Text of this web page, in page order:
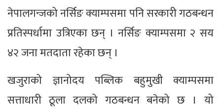
नेपालगन्जको नर्सिङ क्याम्पसमा पनि सरकारी गठबन्धन
प्रतिस्पर्धामा उत्रिएका छन् । नर्सिङ क्याम्पसमा २ सय
४२ जना मतदाता रहेका छन् ।
खजुराको ज्ञानोदय पब्लिक बहुमुखी क्याम्पसमा
सत्ताधारी ठूला दलको गठबन्धन बनेको छ । यो